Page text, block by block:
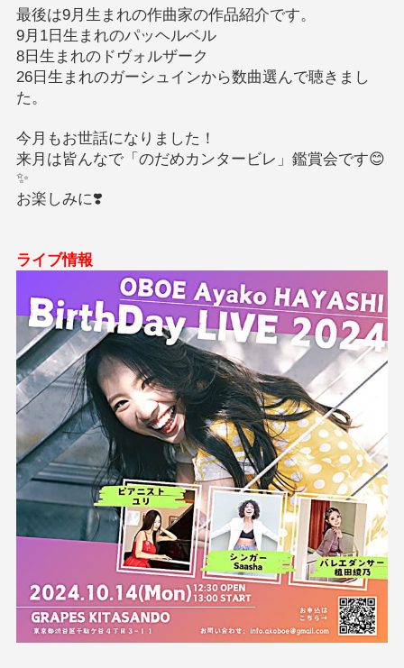
最後は9月生まれの作曲家の作品紹介です。
9月1日生まれのパッヘルベル
8日生まれのドヴォルザーク
26日生まれのガーシュインから数曲選んで聴きまし
た。
今月もお世話になりました！
来月は皆んなで「のだめカンタービレ」鑑賞会です😊
✨
お楽しみに❣️
ライブ情報